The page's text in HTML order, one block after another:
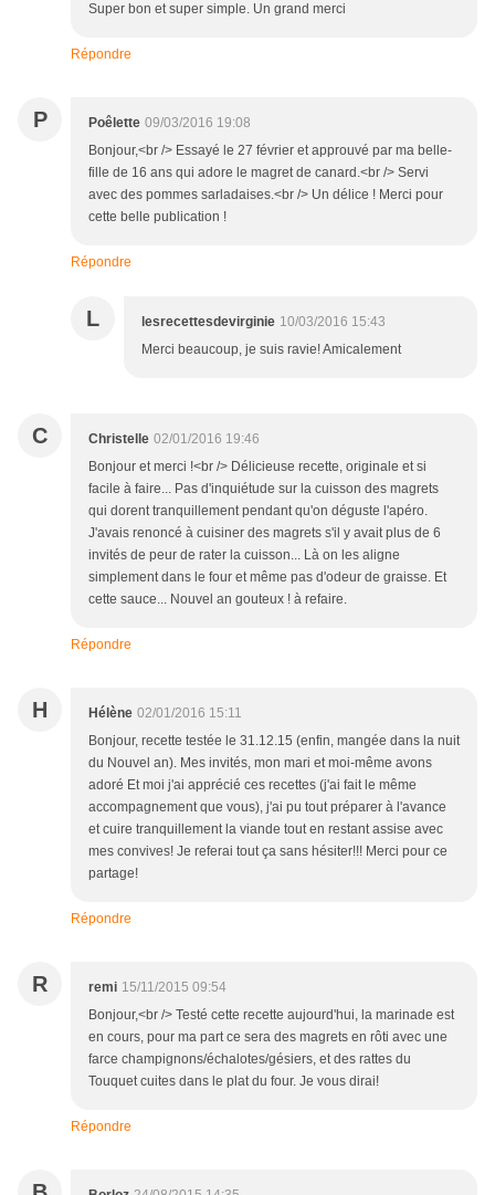
Super bon et super simple. Un grand merci
Répondre
P Poêlette 09/03/2016 19:08
Bonjour,<br /> Essayé le 27 février et approuvé par ma belle-
fille de 16 ans qui adore le magret de canard.<br /> Servi
avec des pommes sarladaises.<br /> Un délice ! Merci pour
cette belle publication !
Répondre
L lesrecettesdevirginie 10/03/2016 15:43
Merci beaucoup, je suis ravie! Amicalement
C Christelle 02/01/2016 19:46
Bonjour et merci !<br /> Délicieuse recette, originale et si
facile à faire... Pas d'inquiétude sur la cuisson des magrets
qui dorent tranquillement pendant qu'on déguste l'apéro.
J'avais renoncé à cuisiner des magrets s'il y avait plus de 6
invités de peur de rater la cuisson... Là on les aligne
simplement dans le four et même pas d'odeur de graisse. Et
cette sauce... Nouvel an gouteux ! à refaire.
Répondre
H Hélène 02/01/2016 15:11
Bonjour, recette testée le 31.12.15 (enfin, mangée dans la nuit
du Nouvel an). Mes invités, mon mari et moi-même avons
adoré Et moi j'ai apprécié ces recettes (j'ai fait le même
accompagnement que vous), j'ai pu tout préparer à l'avance
et cuire tranquillement la viande tout en restant assise avec
mes convives! Je referai tout ça sans hésiter!!! Merci pour ce
partage!
Répondre
R remi 15/11/2015 09:54
Bonjour,<br /> Testé cette recette aujourd'hui, la marinade est
en cours, pour ma part ce sera des magrets en rôti avec une
farce champignons/échalotes/gésiers, et des rattes du
Touquet cuites dans le plat du four. Je vous dirai!
Répondre